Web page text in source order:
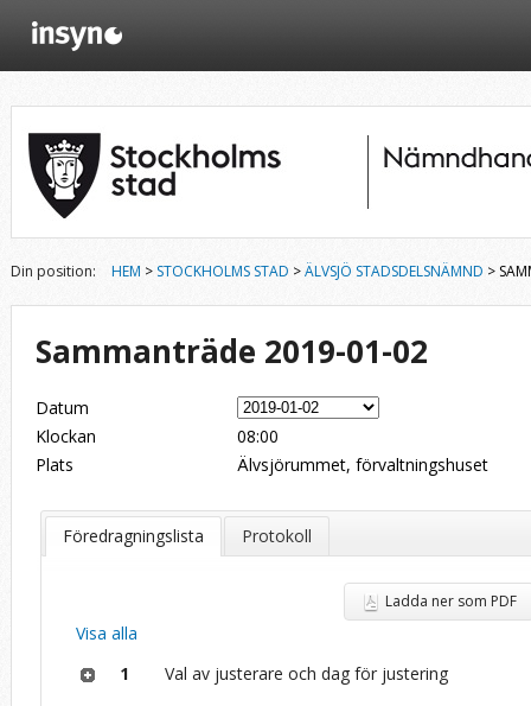
Din position: HEM > STOCKHOLMS STAD >ÄLVSJÖ STADSDELSNÄMND >
Sammanträde 2019-01-02
Datum
Klockan
08:00
Plats
Älvsjörummet, förvaltningshuset
Föredragningslista Protokoll
Ladda ner som PDF
Visa alla
1
Val av justerare och dag för justering